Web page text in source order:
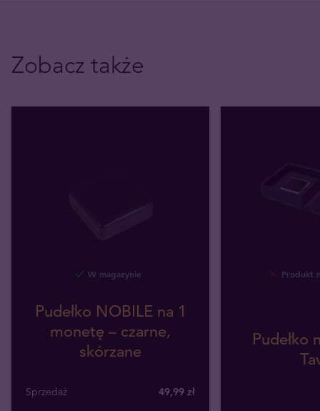
Zobacz także
W magazynie
Pudełko NOBILE na 1
monetę – czarne,
skórzane
Sprzedaż 49,99 zł
Produkt
Pudełko